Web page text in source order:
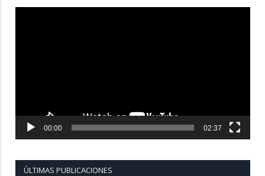
00:00 02:37
ÚLTIMAS PUBLICACIONES